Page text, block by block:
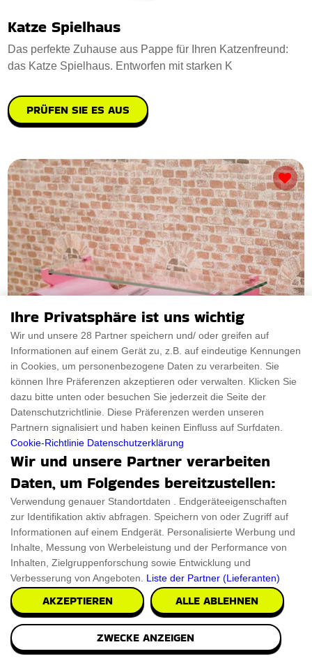
Katze Spielhaus
Das perfekte Zuhause aus Pappe für Ihren Katzenfreund:
das Katze Spielhaus. Entworfen mit starken K
PRÜFEN SIE ES AUS
Cadillac Auto Wandregal Rosa
Das Cadillac Auto Wandregal Rosa setzt einen tollen
Akzent in Ihrer Küche. Entworfen aus einer Misc
PRÜFEN SIE ES AUS €191.98
Ihre Privatsphäre ist uns wichtig
Wir und unsere 28 Partner speichern und/ oder greifen auf
Informationen auf einem Gerät zu, z.B. auf eindeutige Kennungen
in Cookies, um personenbezogene Daten zu verarbeiten. Sie
können Ihre Präferenzen akzeptieren oder verwalten. Klicken Sie
dazu bitte unten oder besuchen Sie jederzeit die Seite der
Datenschutzrichtlinie. Diese Präferenzen werden unseren
Partnern signalisiert und haben keinen Einfluss auf Surfdaten.
Cookie-Richtlinie Datenschutzerklärung
Wir und unsere Partner verarbeiten
Daten, um Folgendes bereitzustellen:
Verwendung genauer Standortdaten . Endgeräteeigenschaften
zur Identifikation aktiv abfragen. Speichern von oder Zugriff auf
Informationen auf einem Endgerät. Personalisierte Werbung und
Inhalte, Messung von Werbeleistung und der Performance von
Inhalten, Zielgruppenforschung sowie Entwicklung und
Verbesserung von Angeboten. Liste der Partner (Lieferanten)
AKZEPTIEREN ALLE ABLEHNEN
ZWECKE ANZEIGEN